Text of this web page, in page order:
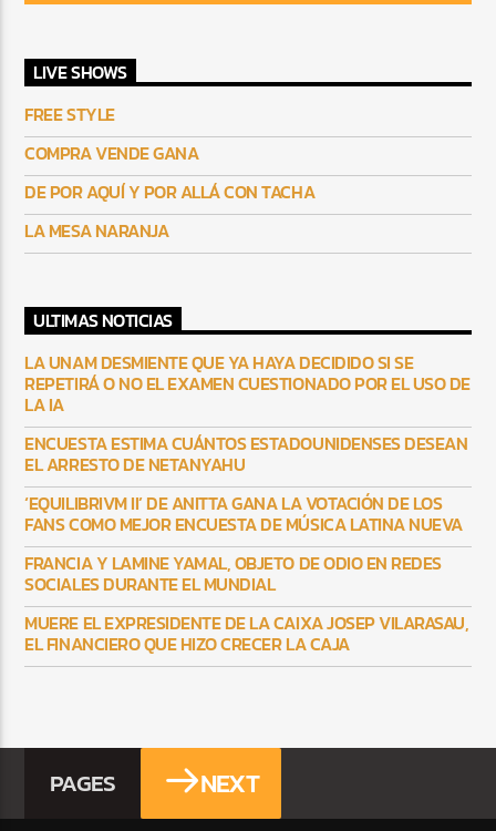
LIVE SHOWS
FREE STYLE
COMPRA VENDE GANA
DE POR AQUÍ Y POR ALLÁ CON TACHA
LA MESA NARANJA
ULTIMAS NOTICIAS
LA UNAM DESMIENTE QUE YA HAYA DECIDIDO SI SE
REPETIRÁ O NO EL EXAMEN CUESTIONADO POR EL USO DE
LA IA
ENCUESTA ESTIMA CUÁNTOS ESTADOUNIDENSES DESEAN
EL ARRESTO DE NETANYAHU
‘EQUILIBRIVM II’ DE ANITTA GANA LA VOTACIÓN DE LOS
FANS COMO MEJOR ENCUESTA DE MÚSICA LATINA NUEVA
FRANCIA Y LAMINE YAMAL, OBJETO DE ODIO EN REDES
SOCIALES DURANTE EL MUNDIAL
MUERE EL EXPRESIDENTE DE LA CAIXA JOSEP VILARASAU,
EL FINANCIERO QUE HIZO CRECER LA CAJA
PAGES NEXT